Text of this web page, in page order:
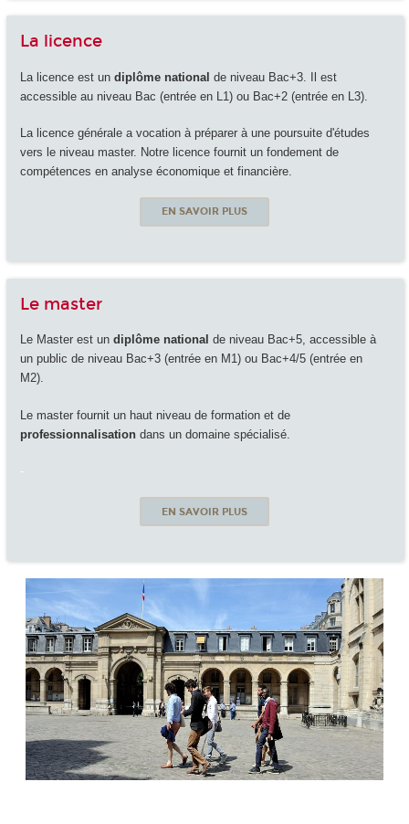
La licence
La licence est un diplôme national de niveau Bac+3. Il est
accessible au niveau Bac (entrée en L1) ou Bac+2 (entrée en L3).
La licence générale a vocation à préparer à une poursuite d'études
vers le niveau master. Notre licence fournit un fondement de
compétences en analyse économique et financière.
EN SAVOIR PLUS
Le master
Le Master est un diplôme national de niveau Bac+5, accessible à
un public de niveau Bac+3 (entrée en M1) ou Bac+4/5 (entrée en
M2).
Le master fournit un haut niveau de formation et de
professionnalisation dans un domaine spécialisé.
-
EN SAVOIR PLUS